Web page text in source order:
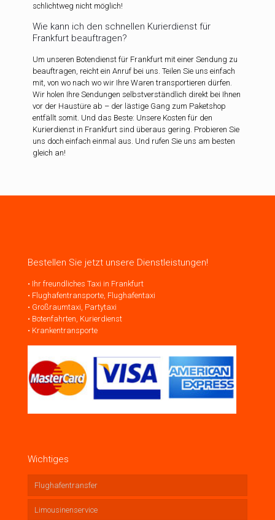
schlichtweg nicht möglich!
Wie kann ich den schnellen Kurierdienst für
Frankfurt beauftragen?
Um unseren Botendienst für Frankfurt mit einer Sendung zu
beauftragen, reicht ein Anruf bei uns. Teilen Sie uns einfach
mit, von wo nach wo wir Ihre Waren transportieren dürfen.
Wir holen Ihre Sendungen selbstverständlich direkt bei Ihnen
vor der Haustüre ab – der lästige Gang zum Paketshop
entfällt somit. Und das Beste: Unsere Kosten für den
Kurierdienst in Frankfurt sind überaus gering. Probieren Sie
uns doch einfach einmal aus. Und rufen Sie uns am besten
gleich an!
Bestellen Sie jetzt unsere Dienstleistungen!
• Ihr freundliches Taxi in Frankfurt
• Flughafentransporte, Flughafentaxi
• Großraumtaxi, Partytaxi
• Botenfahrten, Kurierdienst
• Krankentransporte
Wichtiges
Flughafentransfer
Limousinenservice